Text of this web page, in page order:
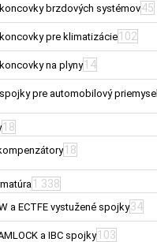
brzdových systémov45
pre klimatizácie 102
na plyny 14
pre automobilový priemysel
18
18
1 338
a ECTFE vystužené spojky34
a IBC spojky 103